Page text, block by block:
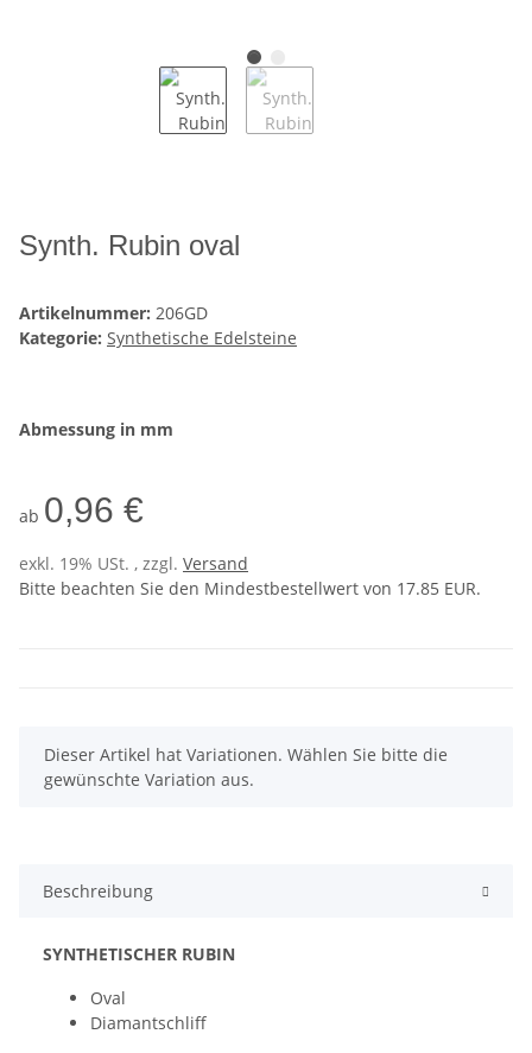
Synth. Rubin oval
Artikelnummer: 206GD
Kategorie: Synthetische Edelsteine
Abmessung in mm
ab 0,96 €
exkl. 19% USt. , zzgl. Versand
Bitte beachten Sie den Mindestbestellwert von 17.85 EUR.
x
Dieser Artikel hat Variationen. Wählen Sie bitte die
gewünschte Variation aus.
Beschreibung
SYNTHETISCHER RUBIN
Oval
Diamantschliff